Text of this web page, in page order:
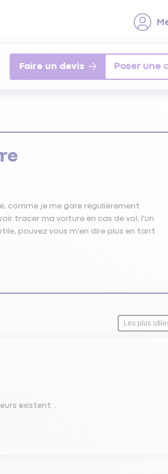
Faire un devis
comme je me gare régulièrement
tracer ma voiture en cas de vol, l'un
pouvez vous m'en dire plus en tant
existent ..